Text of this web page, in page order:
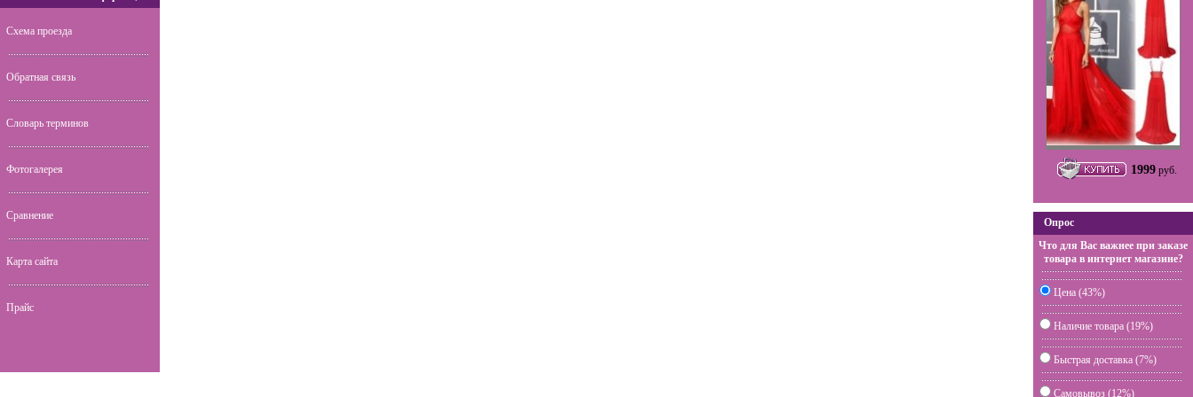
Схема проезда
Обратная связь
Словарь терминов
Фотогалерея
Сравнение
Карта сайта
Прайс
1999 руб.
Опрос
Что для Вас важнее при заказе
товара в интернет магазине?
Цена (43%)
Наличие товара (19%)
Быстрая доставка (7%)
Самовывоз (12%)